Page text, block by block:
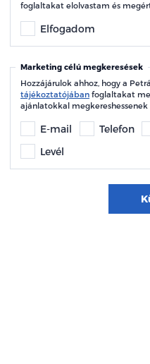
foglaltakat elolvastam és
Elfogadom
Marketing célú megkeresések
Hozzájárulok ahhoz, hogy a
tájékoztatójában foglaltakat
ajánlatokkal
E-mail Telefon
Levél